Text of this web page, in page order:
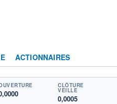
ACTIONNAIRES
CLÔTURE
VEILLE
0,0005